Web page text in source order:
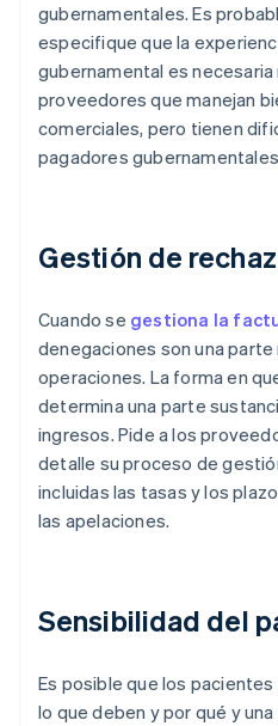
gubernamentales. Es
especifique que la
gubernamental es
proveedores que manejan
comerciales, pero tienen
pagadores
Gestión de
Cuando se gestiona la
denegaciones son una parte
operaciones. La forma en
determina una parte
ingresos. Pide a los
detalle su proceso de
incluidas las tasas y los
las apelaciones.
Sensibilidad del
Es posible que los
lo que deben y por qué y